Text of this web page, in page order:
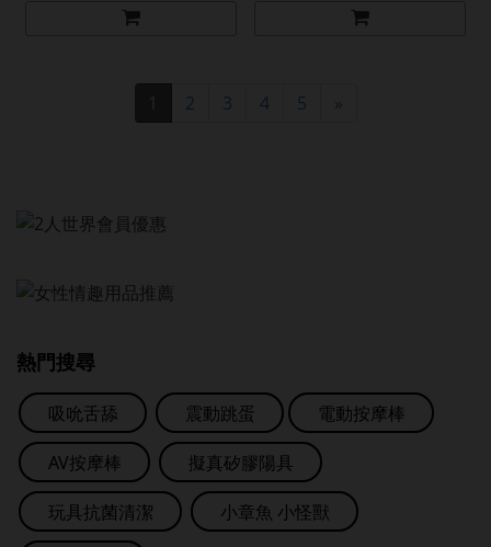
2 3 4 5 »
熱門搜尋
吸吮舌舔 震動跳蛋 電動按摩棒
AV按摩棒 擬真矽膠陽具
玩具抗菌清潔 小章魚 小怪獸